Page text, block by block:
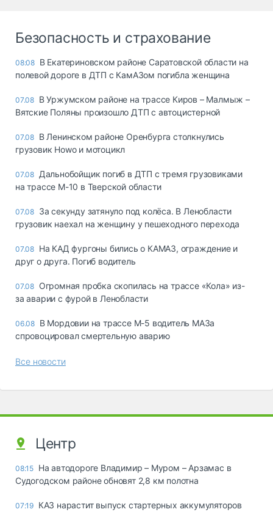
Безопасность и страхование
08:08 В Екатериновском районе Саратовской области на
полевой дороге в ДТП с КамАЗом погибла женщина
07.08 В Уржумском районе на трассе Киров – Малмыж –
Вятские Поляны произошло ДТП с автоцистерной
07.08 В Ленинском районе Оренбурга столкнулись
грузовик Howo и мотоцикл
07.08 Дальнобойщик погиб в ДТП с тремя грузовиками
на трассе М-10 в Тверской области
07.08 За секунду затянуло под колёса. В Ленобласти
грузовик наехал на женщину у пешеходного перехода
07.08 На КАД фургоны бились о КАМАЗ, ограждение и
друг о друга. Погиб водитель
07.08 Огромная пробка скопилась на трассе «Кола» из-
за аварии с фурой в Ленобласти
06.08 В Мордовии на трассе М-5 водитель МАЗа
спровоцировал смертельную аварию
Все новости
Центр
08:15 На автодороге Владимир – Муром – Арзамас в
Судогодском районе обновят 2,8 км полотна
07:19 КАЗ нарастит выпуск стартерных аккумуляторов